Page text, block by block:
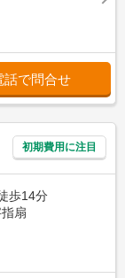
話で問合せ
初期費用に注目
歩14分
扇